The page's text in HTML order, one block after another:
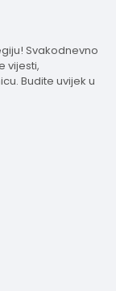
Svakodnevno
vijesti,
Budite uvijek u